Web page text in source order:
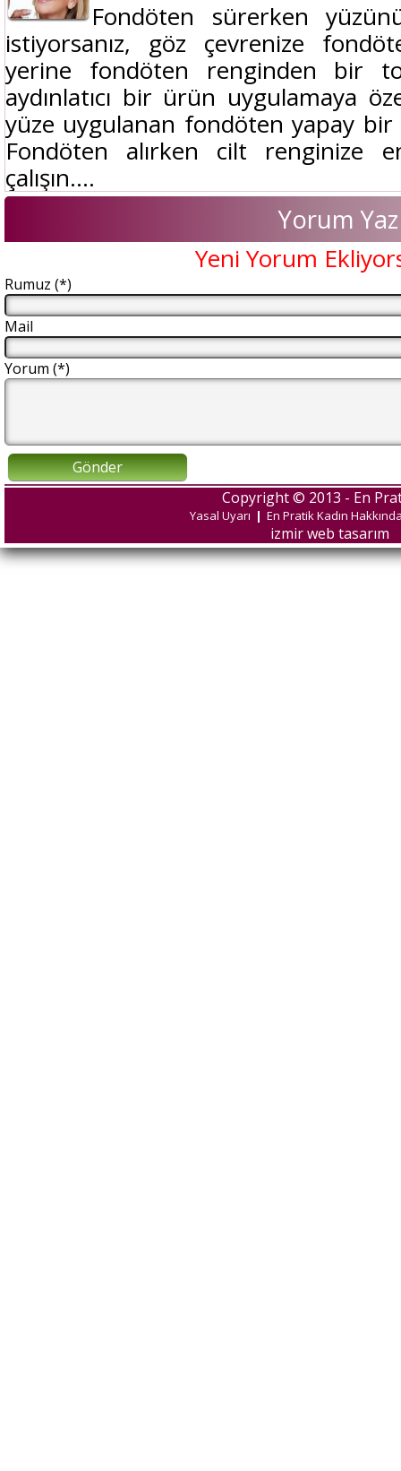
Fondöten sürerken
istiyorsanız, göz çevrenize
yerine fondöten renginden bir
aydınlatıcı bir ürün uygulamaya
yüze uygulanan fondöten yapay
Fondöten alırken cilt renginize
çalışın....
Yorum Yaz
Yeni Yorum
Rumuz (*)
Mail
Yorum (*)
Gönder
Copyright © 2013 - En
Yasal Uyarı | En Pratik Kadın
izmir web tasarım